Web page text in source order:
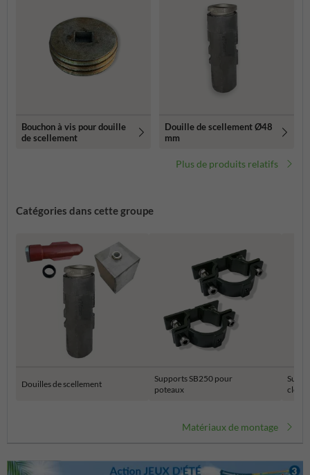
Bouchon à vis pour douille
de scellement
Douille de scellement Ø48
mm
Plus de produits relatifs
Catégories dans cette groupe
Douilles de scellement
Supports SB250 pour
poteaux
Matériaux de montage